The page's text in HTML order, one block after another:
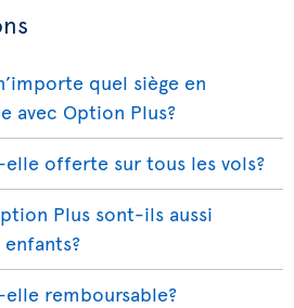
quel siège en
avec Option Plus?
offerte sur tous les vols?
Plus sont-ils aussi
remboursable?